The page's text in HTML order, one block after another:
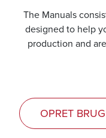
Håndtering af
kvalitetssikring
Det er i farestalden
gang. Avlskuldene er
ekstra
dyrenes opvækst.
indarbejdes i de
og kvalitet hele vejen
The Manuals
designed to help
production and
OPRET